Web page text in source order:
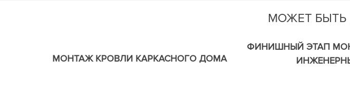
МОЖЕТ БЫТЬ
МОНТАЖ КРОВЛИ КАРКАСНОГО ДОМА
ФИНИШНЫЙ ЭТАП